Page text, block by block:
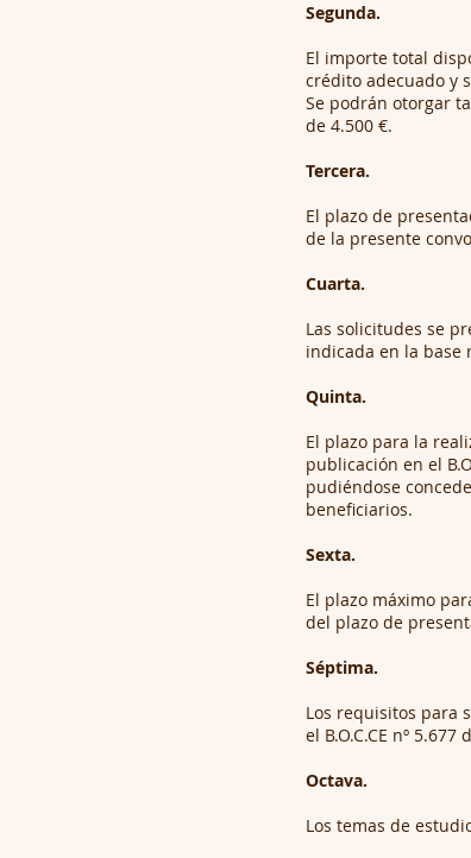
Segunda.
El importe total
crédito adecuado y
Se podrán otorgar
de 4.500 €.
Tercera.
El plazo de
de la presente
Cuarta.
Las solicitudes se
indicada en la base
Quinta.
El plazo para la
publicación en el
pudiéndose
beneficiarios.
Sexta.
El plazo máximo
del plazo de
Séptima.
Los requisitos para
el B.O.C.CE nº 5.677
Octava.
Los temas de